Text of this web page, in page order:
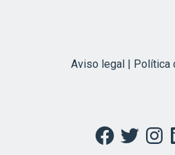
Aviso legal | Política
Facebook
Twitter